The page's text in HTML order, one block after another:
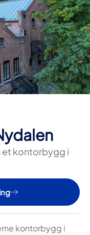
et kontorbygg i
kontorbygg i